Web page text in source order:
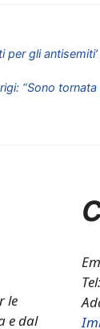
per gli
“Sono
le
e dal
Tel: